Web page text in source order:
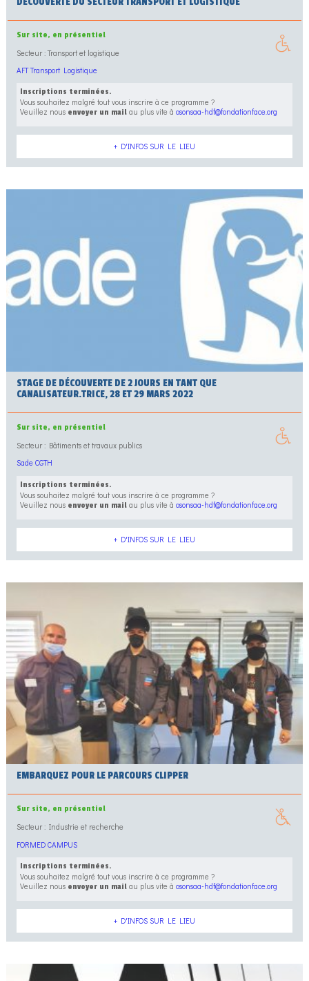
Sur site, en présentiel
Secteur : Transport et logistique
AFT Transport Logistique
Inscriptions terminées.
Vous souhaitez malgré tout vous inscrire à ce programme ?
Veuillez nous envoyer un mailau plus vite à osonsaa-hdf@fondationface.org
+ D'INFOS SUR LE LIEU
STAGE DE DÉCOUVERTE DE 2 JOURS EN TANT QUE
CANALISATEUR.TRICE, 28 ET 29 MARS 2022
Sur site, en présentiel
Secteur : Bâtiments et travaux publics
Sade CGTH
Inscriptions terminées.
Vous souhaitez malgré tout vous inscrire à ce programme ?
Veuillez nous envoyer un mailau plus vite à osonsaa-hdf@fondationface.org
+ D'INFOS SUR LE LIEU
EMBARQUEZ POUR LE PARCOURS CLIPPER
Sur site, en présentiel
Secteur : Industrie et recherche
FORMED CAMPUS
Inscriptions terminées.
Vous souhaitez malgré tout vous inscrire à ce programme ?
Veuillez nous envoyer un mailau plus vite à osonsaa-hdf@fondationface.org
+ D'INFOS SUR LE LIEU